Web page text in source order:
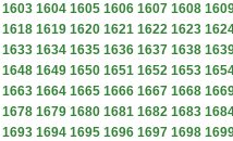
1603 1604 1605 1606 1607 1608
1618 1619 1620 1621 1622 1623
1633 1634 1635 1636 1637 1638
1648 1649 1650 1651 1652 1653
1663 1664 1665 1666 1667 1668
1678 1679 1680 1681 1682 1683
1693 1694 1695 1696 1697 1698